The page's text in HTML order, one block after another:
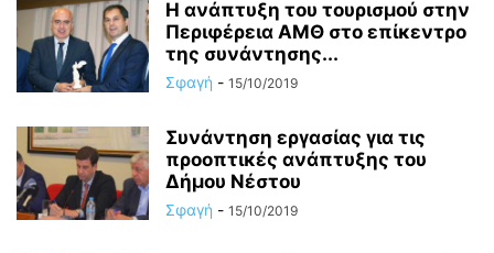
Η ανάπτυξη του τουρισμού στην
Περιφέρεια ΑΜΘ στο επίκεντρο
της συνάντησης...
Σφαγή - 15/10/2019
Συνάντηση εργασίας για τις
προοπτικές ανάπτυξης του
Δήμου Νέστου
Σφαγή - 15/10/2019